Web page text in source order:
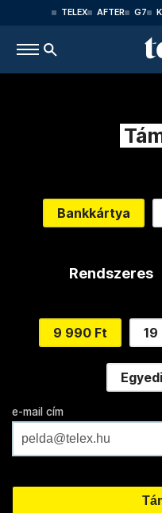
TELEX AFTER G7
Bankkártya
Rendszeres
9 990 Ft 19
e-mail cím